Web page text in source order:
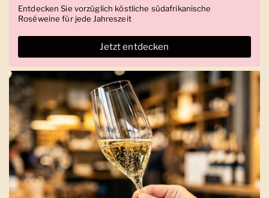
Entdecken Sie vorzüglich köstliche südafrikanische
Roséweine für jede Jahreszeit
Jetzt entdecken